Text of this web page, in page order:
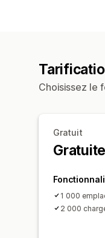
Choisissez le
Gratuit
Gratuite
1 000
2 000